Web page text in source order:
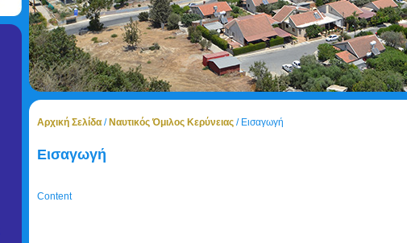
Αρχική Σελίδα/ Ναυτικός Όμιλος Κερύνειας / Εισαγωγή
Εισαγωγή
Content